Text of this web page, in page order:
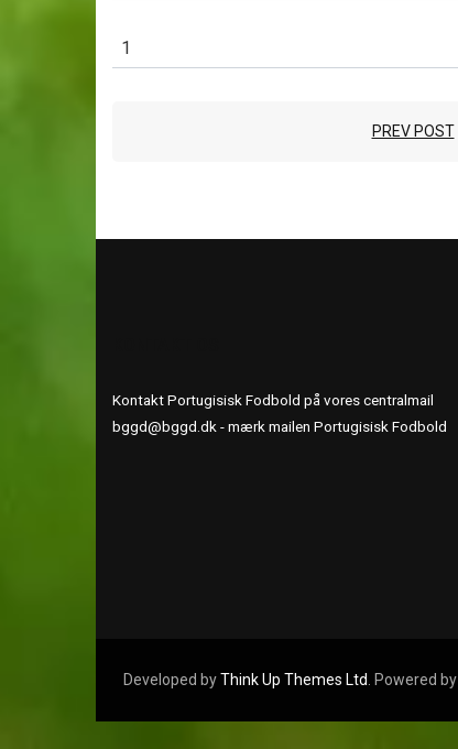
1
PREV POST
Kontakt Portugisisk Fodbold på vores centralmail
bggd@bggd.dk - mærk mailen Portugisisk Fodbold
Developed byThink Up Themes Ltd . Powered by